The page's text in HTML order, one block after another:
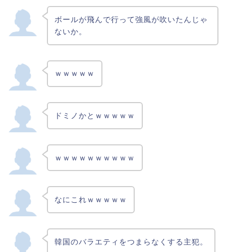
ボールが飛んで行って強風が吹いたんじゃ
ないか。
ｗｗｗｗｗ
ドミノかとｗｗｗｗｗ
ｗｗｗｗｗｗｗｗｗｗ
なにこれｗｗｗｗｗ
韓国のバラエティをつまらなくする主犯。